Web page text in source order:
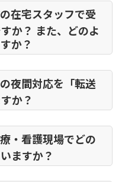
在宅スタッフで受
か？ また、どのよ
か？
夜間対応を「転送
か？
・看護現場でどの
ますか？